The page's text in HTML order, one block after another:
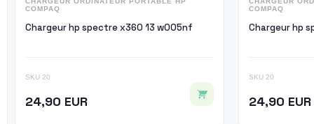
COMPAQ
Chargeur hp spectre x360 13 w005nf
SKU 20
24,90 EUR
COMPAQ
SKU 20
24,90 EUR